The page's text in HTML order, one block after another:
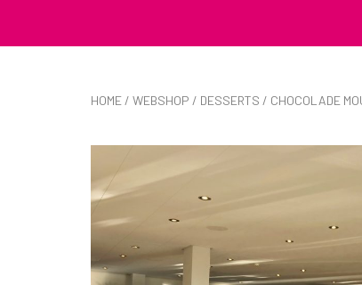
HOME / WEBSHOP / DESSERTS / CHOCOLADE